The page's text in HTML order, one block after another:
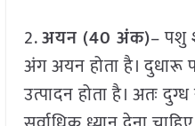
2.अयन (40 अंक)– पशु
अंग अयन होता है। दुधारू
उत्पादन होता है। अतः